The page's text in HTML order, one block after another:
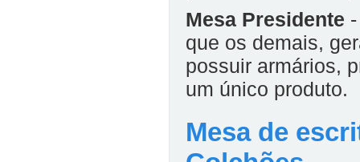
Mesa Presidente
que os demais,
possuir armários,
um único produto.
Mesa de